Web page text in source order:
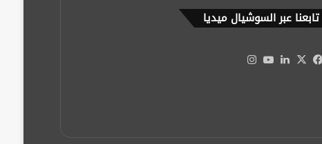
تابعنا عبر السوشيال ميديا
فيسبوك
‫X لينكدإن‫YouTube